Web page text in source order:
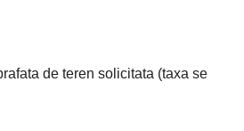
de teren solicitata (taxa se